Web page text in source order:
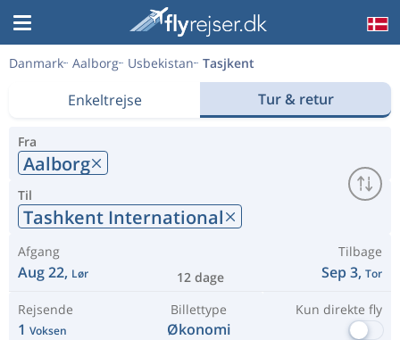
Danmark Aalborg Usbekistan Tasjkent
Enkeltrejse Tur & retur
Fra
Aalborg
Til
Tashkent International
Afgang
Aug 22, Lør 12 dage
Tilbage
Sep 3, Tor
Rejsende
1 Voksen
Billettype
Økonomi
Kun direkte fly